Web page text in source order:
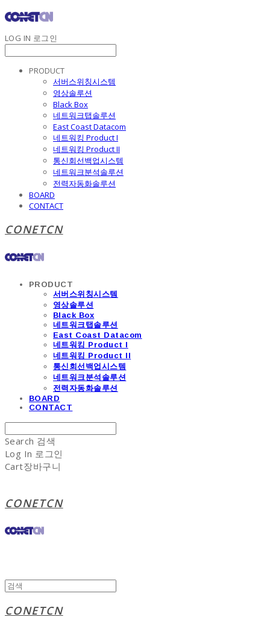
LOG IN 로그인
PRODUCT
서버스위칭시스템
영상솔루션
Black Box
네트워크탭솔루션
East Coast Datacom
네트워킹 Product I
네트워킹 Product II
통신회선백업시스템
네트워크분석솔루션
전력자동화솔루션
BOARD
CONTACT
CONETCN
PRODUCT
서버스위칭시스템
영상솔루션
Black Box
네트워크탭솔루션
East Coast Datacom
네트워킹 Product I
네트워킹 Product II
통신회선백업시스템
네트워크분석솔루션
전력자동화솔루션
BOARD
CONTACT
Search 검색
Log In 로그인
Cart장바구니
CONETCN
CONETCN